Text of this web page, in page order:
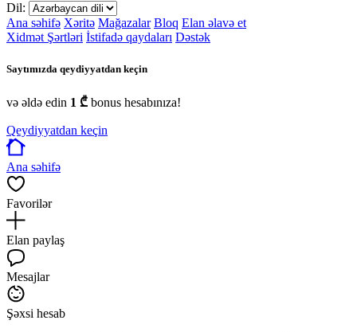
Dil:
Ana səhifə Xəritə Mağazalar Bloq Elan əlavə et
Xidmət Şərtləri İstifadə qaydaları Dəstək
Saytımızda qeydiyyatdan keçin
və əldə edin 1 ₾ bonus hesabınıza!
Qeydiyyatdan keçin
Ana səhifə
Favorilər
Elan paylaş
Mesajlar
Şəxsi hesab